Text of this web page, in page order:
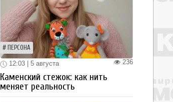
ПЕРСОНА
236
12:03 | 5 августа
Каменский стежок: как нить
меняет реальность